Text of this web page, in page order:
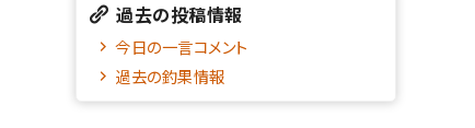
過去の投稿情報
今日の一言コメント
過去の釣果情報